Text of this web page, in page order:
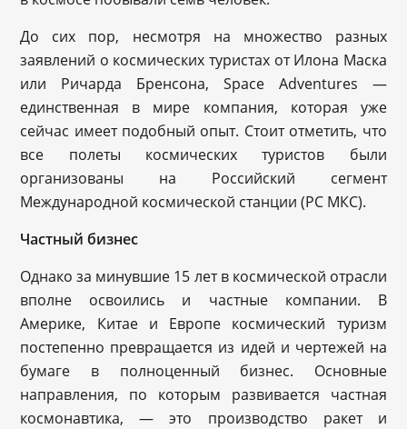
До сих пор, несмотря на множество разных
заявлений о космических туристах от Илона Маска
или Ричарда Бренсона, Space Adventures —
единственная в мире компания, которая уже
сейчас имеет подобный опыт. Стоит отметить, что
все полеты космических туристов были
организованы на Российский сегмент
Международной космической станции (РС МКС).
Частный бизнес
Однако за минувшие 15 лет в космической отрасли
вполне освоились и частные компании. В
Америке, Китае и Европе космический туризм
постепенно превращается из идей и чертежей на
бумаге в полноценный бизнес. Основные
направления, по которым развивается частная
космонавтика, — это производство ракет и